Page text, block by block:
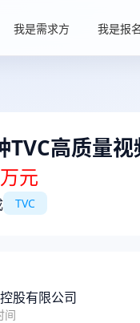
我是需求方 我是报
TVC高质量
元
TVC
股有限公司
间